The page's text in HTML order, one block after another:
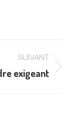
SUIVANT
exigeant